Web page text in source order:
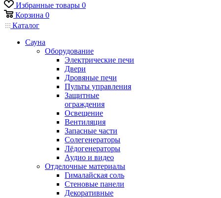
Избранные товары 0
Корзина 0
Каталог
Сауна
Оборудование
Электрические печи
Двери
Дровяные печи
Пульты управления
Защитные
ограждения
Освещение
Вентиляция
Запасные части
Солегенераторы
Лёдогенераторы
Аудио и видео
Отделочные материалы
Гималайская соль
Стеновые панели
Декоративные